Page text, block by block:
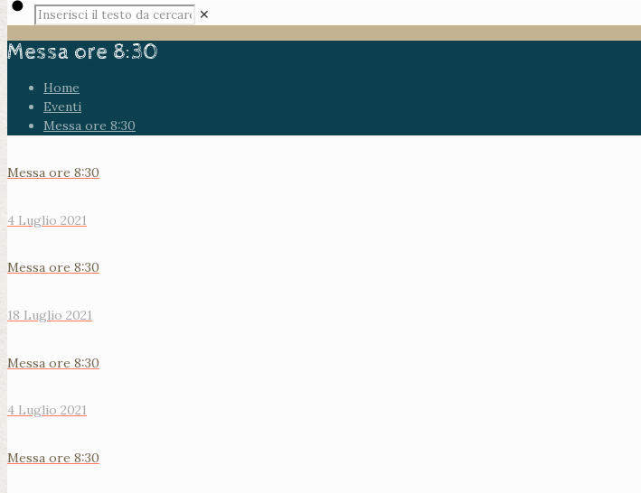
✕
Messa ore 8:30
Home
Eventi
Messa ore 8:30
Messa ore 8:30
4 Luglio 2021
Messa ore 8:30
18 Luglio 2021
Messa ore 8:30
4 Luglio 2021
Messa ore 8:30